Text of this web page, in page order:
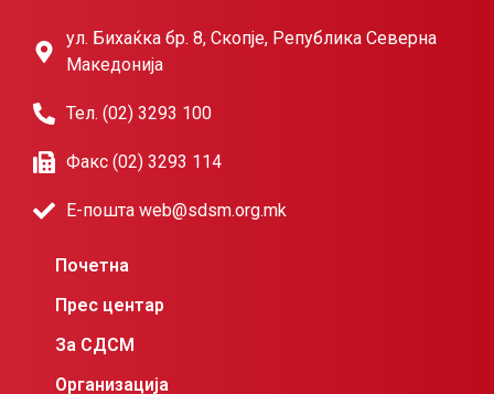
ул. Бихаќка бр. 8, Скопје, Република Северна
Македонија
Тел. (02) 3293 100
Факс (02) 3293 114
Е-пошта web@sdsm.org.mk
Почетна
Прес центар
За СДСМ
Организација